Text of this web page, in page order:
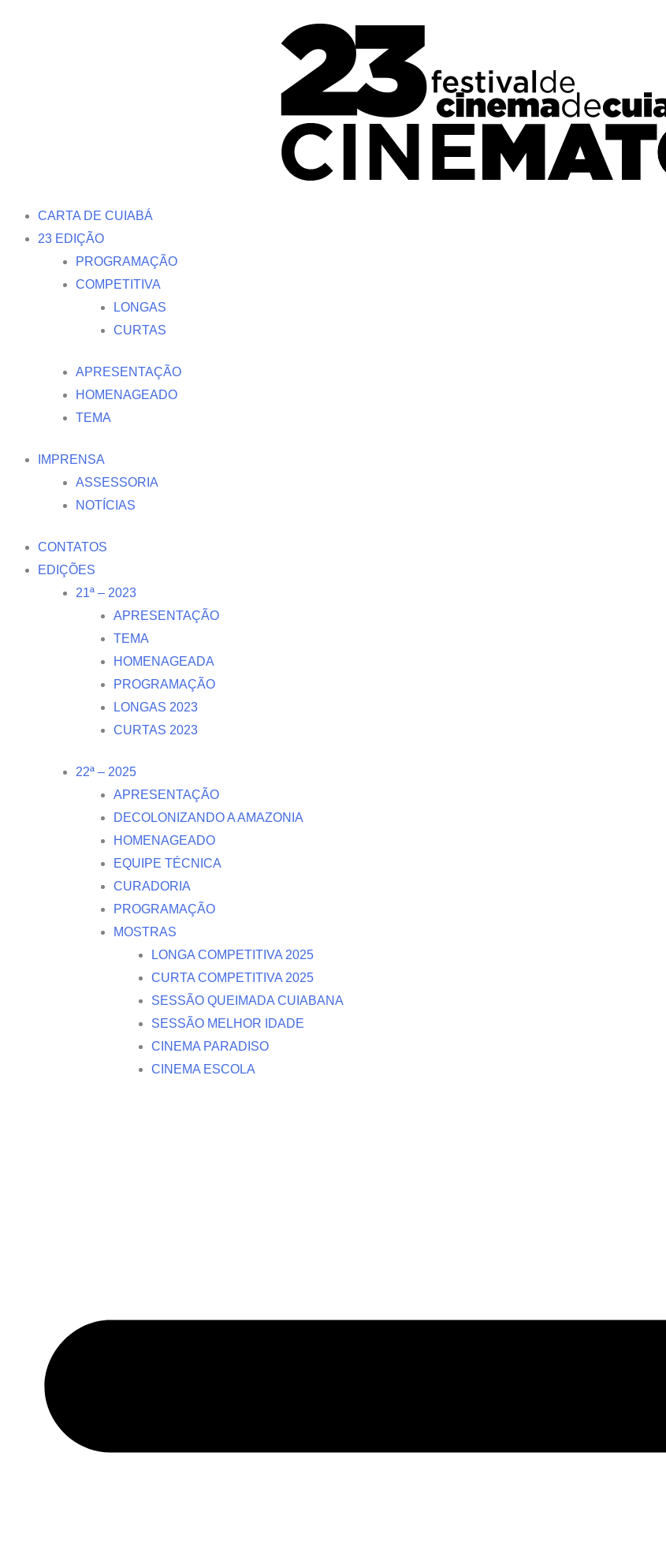
CARTA DE CUIABÁ
23 EDIÇÃO
PROGRAMAÇÃO
COMPETITIVA
LONGAS
CURTAS
APRESENTAÇÃO
HOMENAGEADO
TEMA
IMPRENSA
ASSESSORIA
NOTÍCIAS
CONTATOS
EDIÇÕES
21ª – 2023
APRESENTAÇÃO
TEMA
HOMENAGEADA
PROGRAMAÇÃO
LONGAS 2023
CURTAS 2023
22ª – 2025
APRESENTAÇÃO
DECOLONIZANDO A AMAZONIA
HOMENAGEADO
EQUIPE TÉCNICA
CURADORIA
PROGRAMAÇÃO
MOSTRAS
LONGA COMPETITIVA 2025
CURTA COMPETITIVA 2025
SESSÃO QUEIMADA CUIABANA
SESSÃO MELHOR IDADE
CINEMA PARADISO
CINEMA ESCOLA